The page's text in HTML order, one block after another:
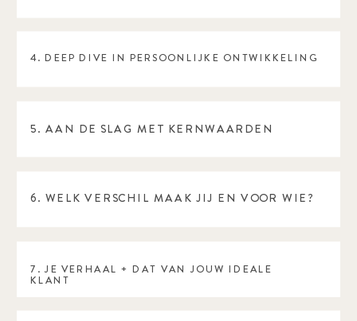
7. JE VERHAAL + DAT VAN JOUW IDEALE
KLANT
4. DEEP DIVE IN PERSOONLIJKE ONTWIKKELING
5. AAN DE SLAG MET KERNWAARDEN
6. WELK VERSCHIL MAAK JIJ EN VOOR WIE?